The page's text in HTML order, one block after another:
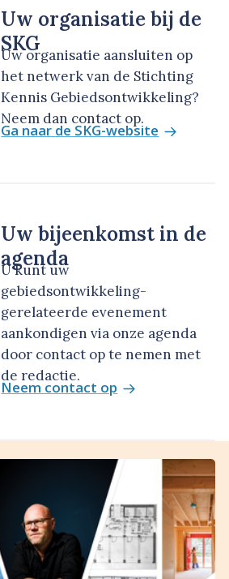
Uw organisatie bij de
SKG
Uw organisatie aansluiten op
het netwerk van de Stichting
Kennis Gebiedsontwikkeling?
Neem dan contact op.
Ga naar de SKG-website
Uw bijeenkomst in de
agenda
U kunt uw
gebiedsontwikkeling-
gerelateerde evenement
aankondigen via onze agenda
door contact op te nemen met
de redactie.
Neem contact op